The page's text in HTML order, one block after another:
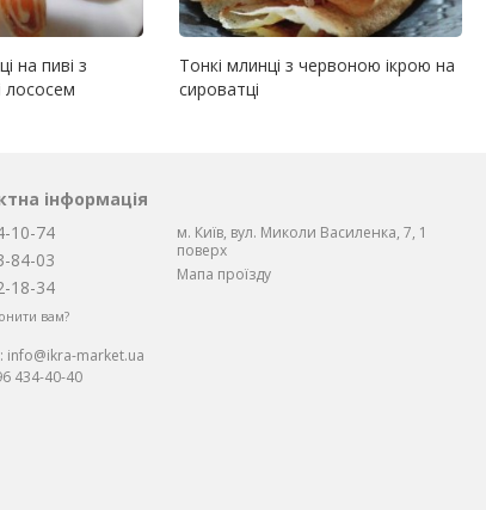
на пиві з
лососем
Тонкі млинці з червоною ікрою на
сироватці
інформація
10-74
84-03
18-34
вам?
м. Київ, вул. Миколи Василенка, 7, 1
поверх
Мапа проїзду
info@ikra-market.ua
434-40-40